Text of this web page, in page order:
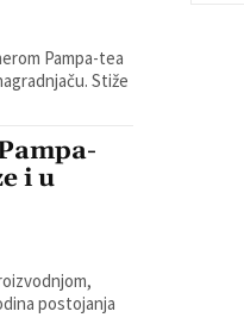
Pampa-tea
Stiže
i u
postojanja